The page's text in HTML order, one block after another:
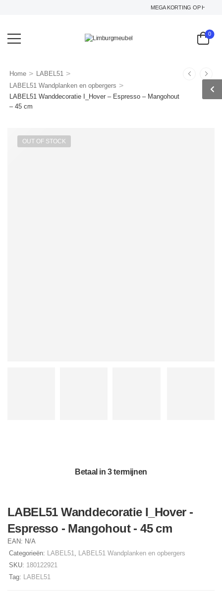
MEGA KORTING OP HET
0
Home > LABEL51 >
LABEL51 Wandplanken en opbergers >
LABEL51 Wanddecoratie I_Hover – Espresso – Mangohout
– 45 cm
OUT OF STOCK
Betaal in 3 termijnen
LABEL51 Wanddecoratie I_Hover -
Espresso - Mangohout - 45 cm
EAN: N/A
Categorieën: LABEL51, LABEL51 Wandplanken en opbergers
SKU: 180122921
Tag: LABEL51